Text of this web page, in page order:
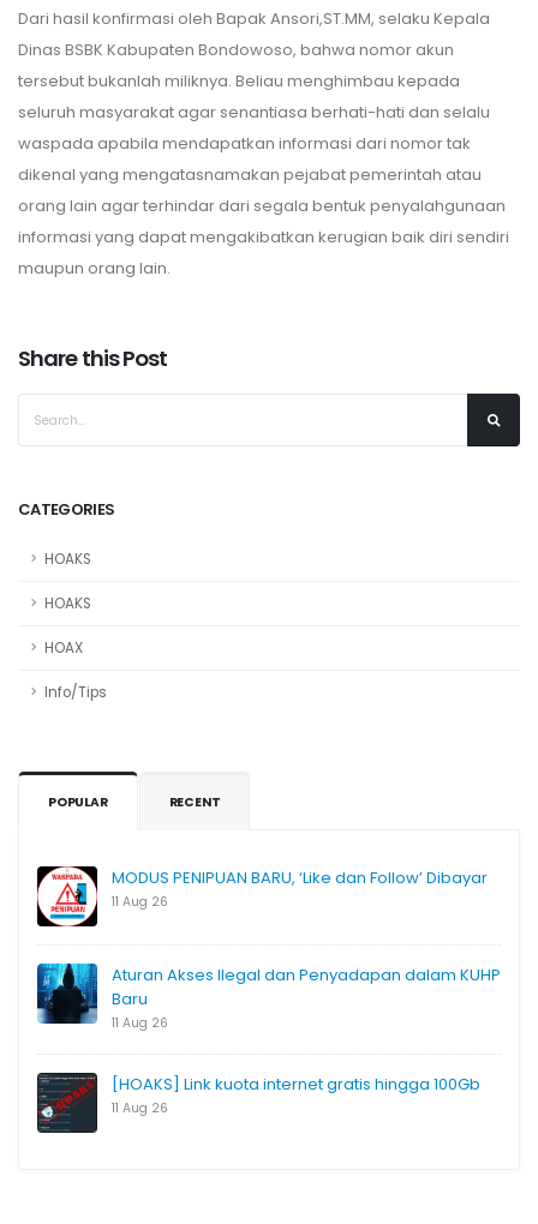
Dari hasil konfirmasi oleh Bapak Ansori,ST.MM, selaku Kepala
Dinas BSBK Kabupaten Bondowoso, bahwa nomor akun
tersebut bukanlah miliknya. Beliau menghimbau kepada
seluruh masyarakat agar senantiasa berhati-hati dan selalu
waspada apabila mendapatkan informasi dari nomor tak
dikenal yang mengatasnamakan pejabat pemerintah atau
orang lain agar terhindar dari segala bentuk penyalahgunaan
informasi yang dapat mengakibatkan kerugian baik diri sendiri
maupun orang lain.
Share this Post
CATEGORIES
HOAKS
HOAKS
HOAX
Info/Tips
POPULAR RECENT
MODUS PENIPUAN BARU, ‘Like dan Follow’ Dibayar
11 Aug 26
Aturan Akses Ilegal dan Penyadapan dalam KUHP
Baru
11 Aug 26
[HOAKS] Link kuota internet gratis hingga 100Gb
11 Aug 26